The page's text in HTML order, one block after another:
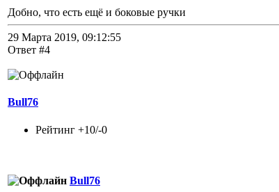
Добно, что есть ещё и боковые ручки
29 Марта 2019, 09:12:55
Ответ #4
Bull76
Рейтинг +10/-0
Bull76